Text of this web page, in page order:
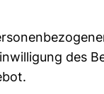
des